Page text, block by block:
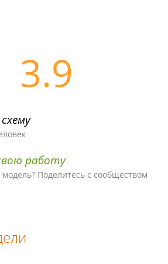
3.9
работу
модель? Поделитесь с сообществом